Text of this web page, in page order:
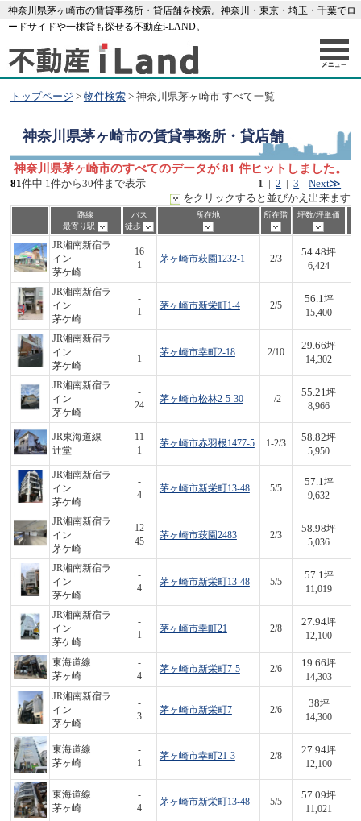
神奈川県茅ヶ崎市の賃貸事務所・貸店舗を検索。神奈川・東京・埼玉・千葉でロ
ードサイドや一棟貸も探せる不動産i-LAND。
トップページ > 物件検索> 神奈川県茅ヶ崎市 すべて一覧
神奈川県茅ヶ崎市の賃貸事務所・貸店舗
神奈川県茅ヶ崎市のすべてのデータが 81 件ヒットしました。
1 |2 |3 Next≫
81件中 1件から30件まで表示
をクリックすると並びかえ出来ます
路線
最寄り駅
バス
徒歩
所在地 所在階 坪数/坪単価
JR湘南新宿ラ
イン
茅ケ崎
16
1
茅ヶ崎市萩園1232-1 2/3
54.48坪
6,424
JR湘南新宿ラ
イン
茅ケ崎
-
1
茅ヶ崎市新栄町1-4 2/5
56.1 坪
15,400
JR湘南新宿ラ
イン
茅ケ崎
-
1
茅ヶ崎市幸町2-18 2/10
29.66坪
14,302
JR湘南新宿ラ
イン
茅ケ崎
-
24
茅ヶ崎市松林2-5-30 -/2
55.21坪
8,966
JR東海道線
辻堂
11
1
茅ヶ崎市赤羽根1477-5 1-2/3
58.82坪
5,950
JR湘南新宿ラ
イン
茅ケ崎
-
4
茅ヶ崎市新栄町13-48 5/5
57.1 坪
9,632
JR湘南新宿ラ
イン
茅ケ崎
12
45
茅ヶ崎市萩園2483 2/3
58.98坪
5,036
JR湘南新宿ラ
イン
茅ケ崎
-
4
茅ヶ崎市新栄町13-48 5/5
57.1 坪
11,019
JR湘南新宿ラ
イン
茅ケ崎
-
1
茅ヶ崎市幸町21 2/8
27.94坪
12,100
東海道線
茅ヶ崎
-
4
茅ヶ崎市新栄町7-5 2/6
19.66坪
14,303
JR湘南新宿ラ
イン
茅ケ崎
-
3
茅ヶ崎市新栄町7 2/6
38坪
14,300
東海道線
茅ヶ崎
-
1
茅ヶ崎市幸町21-3 2/8
27.94坪
12,100
東海道線
茅ヶ崎
-
4
茅ヶ崎市新栄町13-48 5/5
57.09坪
11,021